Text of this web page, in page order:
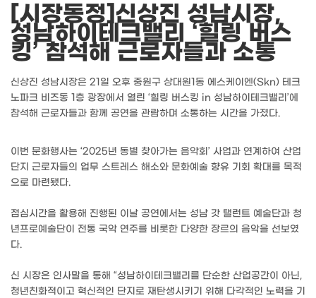
[시장동정]신상진 성남시장,
성남하이테크밸리 ‘힐링 버스
킹’ 참석해 근로자들과 소통
신상진 성남시장은 21일 오후 중원구 상대원1동 에스케이엔(Skn) 테크
노파크 비즈동 1층 광장에서 열린 ‘힐링 버스킹 in 성남하이테크밸리’에
참석해 근로자들과 함께 공연을 관람하며 소통하는 시간을 가졌다.
이번 문화행사는 ‘2025년 동별 찾아가는 음악회’ 사업과 연계하여 산업
단지 근로자들의 업무 스트레스 해소와 문화예술 향유 기회 확대를 목적
으로 마련됐다.
점심시간을 활용해 진행된 이날 공연에서는 성남 갓 탤런트 예술단과 청
년프로예술단이 전통 국악 연주를 비롯한 다양한 장르의 음악을 선보였
다.
신 시장은 인사말을 통해 “성남하이테크밸리를 단순한 산업공간이 아닌,
청년친화적이고 혁신적인 단지로 재탄생시키기 위해 다각적인 노력을 기